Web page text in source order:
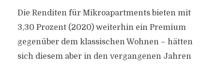
Die Renditen für Mikroapartments bieten mit
3,30 Prozent (2020) weiterhin ein Premium
gegenüber dem klassischen Wohnen – hätten
sich diesem aber in den vergangenen Jahren